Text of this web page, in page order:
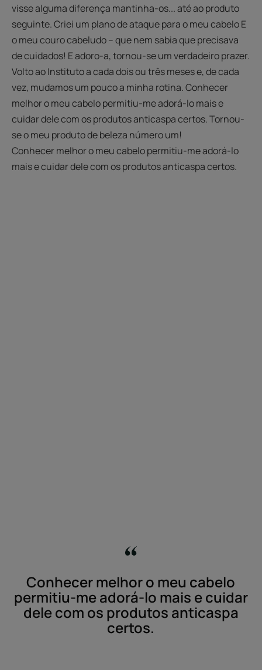
visse alguma diferença mantinha-os... até ao produto
seguinte. Criei um plano de ataque para o meu cabelo E
o meu couro cabeludo – que nem sabia que precisava
de cuidados! E adoro-a, tornou-se um verdadeiro prazer.
Volto ao Instituto a cada dois ou três meses e, de cada
vez, mudamos um pouco a minha rotina. Conhecer
melhor o meu cabelo permitiu-me adorá-lo mais e
cuidar dele com os produtos anticaspa certos. Tornou-
se o meu produto de beleza número um!
Conhecer melhor o meu cabelo permitiu-me adorá-lo
mais e cuidar dele com os produtos anticaspa certos.
Conhecer melhor o meu cabelo
permitiu-me adorá-lo mais e cuidar
dele com os produtos anticaspa
certos.